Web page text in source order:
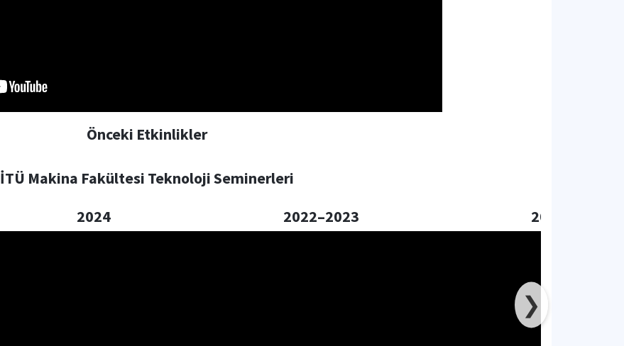
Önceki Etkinlikler
İTÜ Makina Fakültesi Teknoloji Seminerleri
❯
2024 2022–2023 2019